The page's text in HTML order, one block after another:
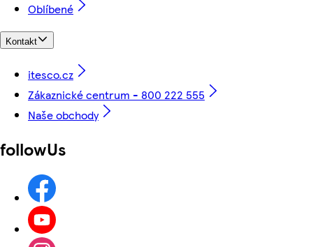
Oblíbené
Kontakt
itesco.cz
Zákaznické centrum - 800 222 555
Naše obchody
followUs